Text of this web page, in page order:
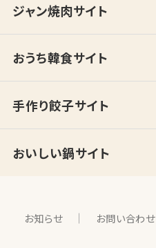
ジャン焼肉サイト
おうち韓食サイト
手作り餃子サイト
おいしい鍋サイト
お知らせ お問い合わせ